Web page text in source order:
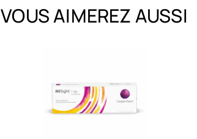
VOUS AIMEREZ AUSSI